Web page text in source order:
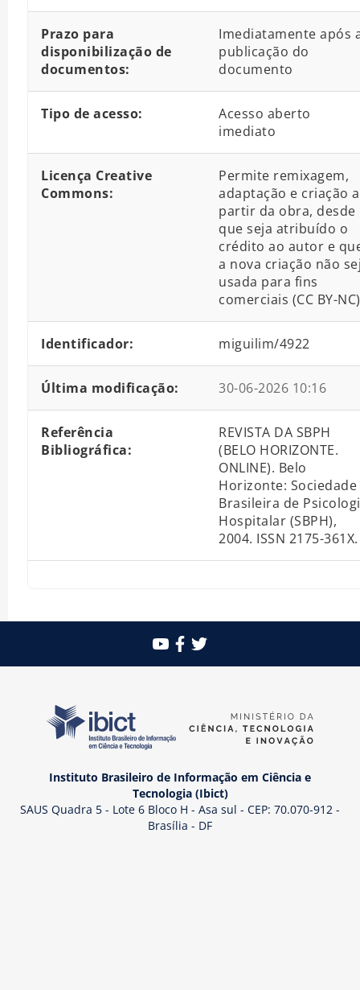
Prazo para
disponibilização de
documentos:
Imediatamente após
publicação do
documento
Tipo de acesso:
Acesso aberto
imediato
Licença Creative
Commons:
Permite remixagem,
adaptação e criação a
partir da obra, desde
que seja atribuído o
crédito ao autor e
a nova criação não
usada para fins
comerciais (CC BY-NC)
Identificador: miguilim/4922
Última modificação: 30-06-2026 10:16
Referência
Bibliográfica:
REVISTA DA SBPH
(BELO HORIZONTE.
ONLINE). Belo
Horizonte: Sociedade
Brasileira de
Hospitalar (SBPH),
2004. ISSN 2175-361X.
Instituto Brasileiro de Informação em Ciência e
Tecnologia (Ibict)
SAUS Quadra 5 - Lote 6 Bloco H - Asa sul - CEP: 70.070-912 -
Brasília - DF